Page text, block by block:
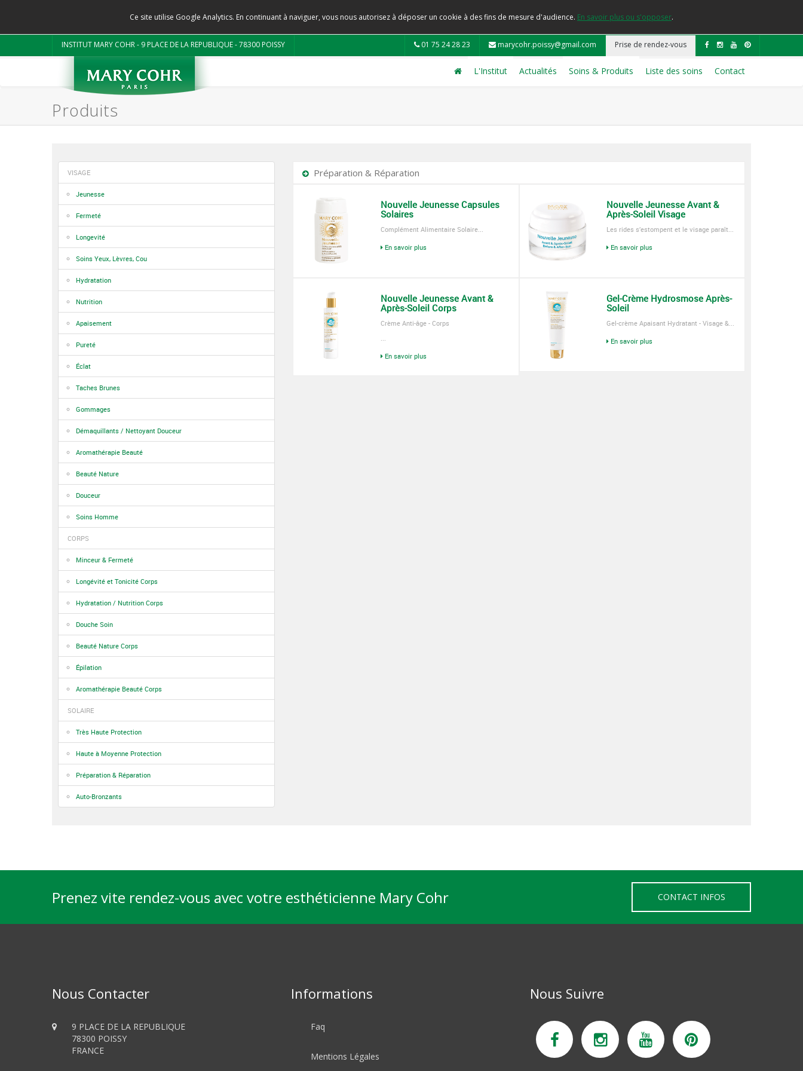
Ce site utilise Google Analytics. En continuant à naviguer, vous nous autorisez à déposer un cookie à des fins de mesure d'audience. En savoir plus ou s'opposer.
INSTITUT MARY COHR - 9 PLACE DE LA REPUBLIQUE - 78300 POISSY 01 75 24 28 23 marycohr.poissy@gmail.com Prise de rendez-vous
L'Institut Actualités Soins & Produits Liste des soins Contact
Produits
VISAGE
Jeunesse
Fermeté
Longevité
Soins Yeux, Lèvres, Cou
Hydratation
Nutrition
Apaisement
Pureté
Éclat
Taches Brunes
Gommages
Démaquillants / Nettoyant Douceur
Aromathérapie Beauté
Beauté Nature
Douceur
Soins Homme
CORPS
Minceur & Fermeté
Longévité et Tonicité Corps
Hydratation / Nutrition Corps
Douche Soin
Beauté Nature Corps
Épilation
Aromathérapie Beauté Corps
SOLAIRE
Très Haute Protection
Haute à Moyenne Protection
Préparation & Réparation
Auto-Bronzants
Préparation & Réparation
Nouvelle Jeunesse Capsules
Solaires
Complément Alimentaire Solaire...
En savoir plus
Nouvelle Jeunesse Avant &
Après-Soleil Visage
Les rides s’estompent et le visage paraît...
En savoir plus
Nouvelle Jeunesse Avant &
Après-Soleil Corps
Crème Anti-âge - Corps
...
En savoir plus
Gel-Crème Hydrosmose Après-
Soleil
Gel-crème Apaisant Hydratant - Visage &...
En savoir plus
CONTACT INFOS
Prenez vite rendez-vous avec votre esthéticienne Mary Cohr
Nous Contacter
9 PLACE DE LA REPUBLIQUE
78300 POISSY
FRANCE
Informations
Faq
Mentions Légales
Nous Suivre